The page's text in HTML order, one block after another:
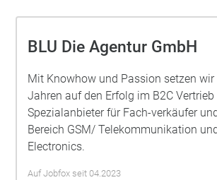
BLU Die Agentur GmbH
Mit Knowhow und Passion setzen wir
Jahren auf den Erfolg im B2C Vertrieb
Spezialanbieter für Fach-verkäufer
Bereich GSM/ Telekommunikation
Electronics.
Auf Jobfox seit 04.2023